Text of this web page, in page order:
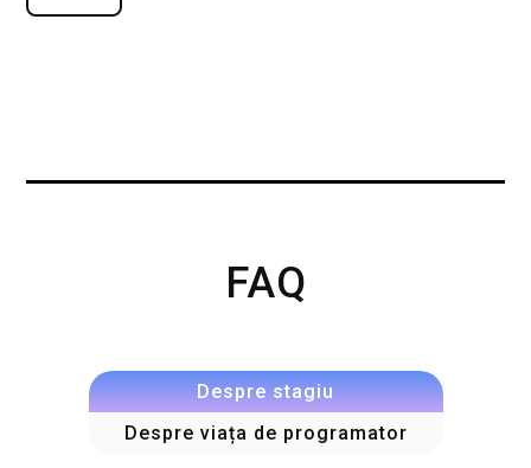
FAQ
Despre stagiu
Despre viața de programator